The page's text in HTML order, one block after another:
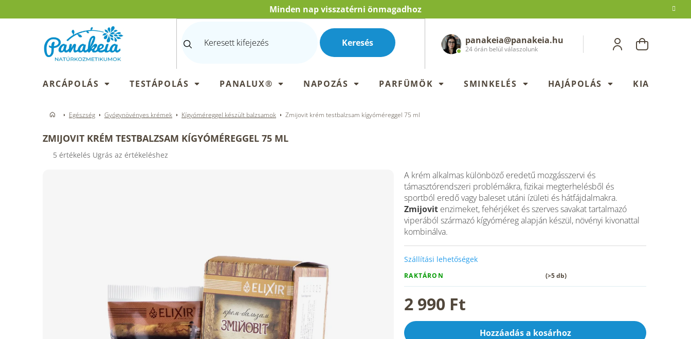
Minden nap visszatérni önmagadhoz
Keresés KOSÁR
panakeia@panakeia.hu
24 órán belül válaszolunk
ARCÁPOLÁS TESTÁPOLÁS PANALUX® NAPOZÁS PARFÜMÖK SMINKELÉS HAJÁPOLÁS KIADÁSOK
Egészség Gyógynövényes krémek Kígyóméreggel készült balzsamok Zmijovit krém testbalzsam kígyóméreggel 75 ml
ZMIJOVIT KRÉM TESTBALZSAM KÍGYÓMÉREGGEL 75 ML
A
5 értékelés Ugrás az értékeléshez
2 990 Ft
RAKTÁRON (>5 db)
Szállítási lehetőségek
Hozzáadás a kosárhoz
A krém alkalmas különböző eredetű mozgásszervi és
támasztórendszeri problémákra, fizikai megterhelésből és
sportból eredő vagy baleset utáni ízületi és hátfájdalmakra.
Zmijovit enzimeket, fehérjéket és szerves savakat tartalmazó
viperából származó kígyóméreg alapján készül, növényi kivonattal
kombinálva.